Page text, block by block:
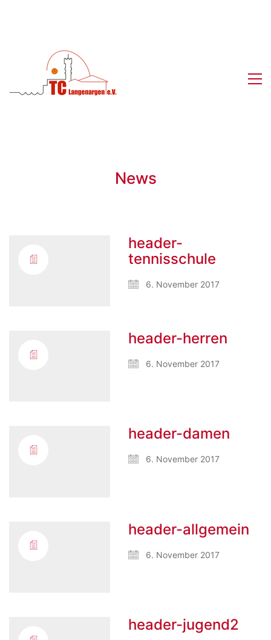
News
header-
tennisschule
6. November 2017
header-herren
6. November 2017
header-damen
6. November 2017
header-allgemein
6. November 2017
header-jugend2